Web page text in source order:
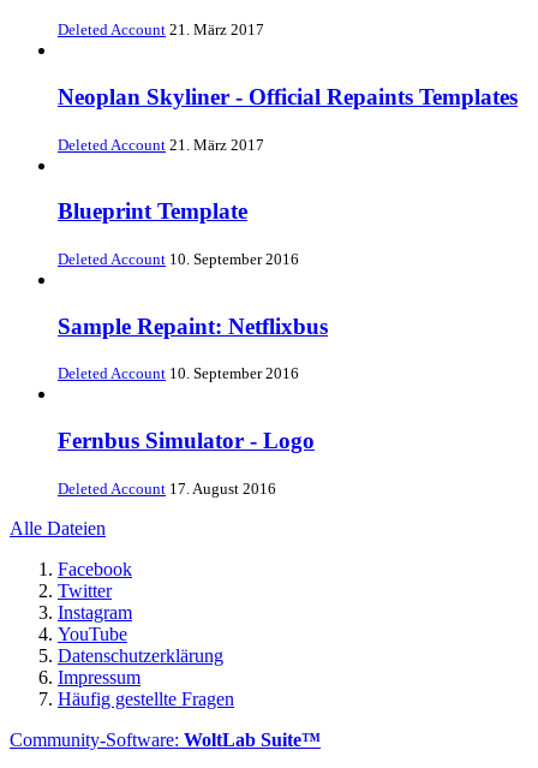
Deleted Account 21. März 2017
Neoplan Skyliner - Official Repaints Templates
Deleted Account 21. März 2017
Blueprint Template
Deleted Account 10. September 2016
Sample Repaint: Netflixbus
Deleted Account 10. September 2016
Fernbus Simulator - Logo
Deleted Account 17. August 2016
Alle Dateien
Facebook
Twitter
Instagram
YouTube
Datenschutzerklärung
Impressum
Häufig gestellte Fragen
Community-Software: WoltLab Suite™